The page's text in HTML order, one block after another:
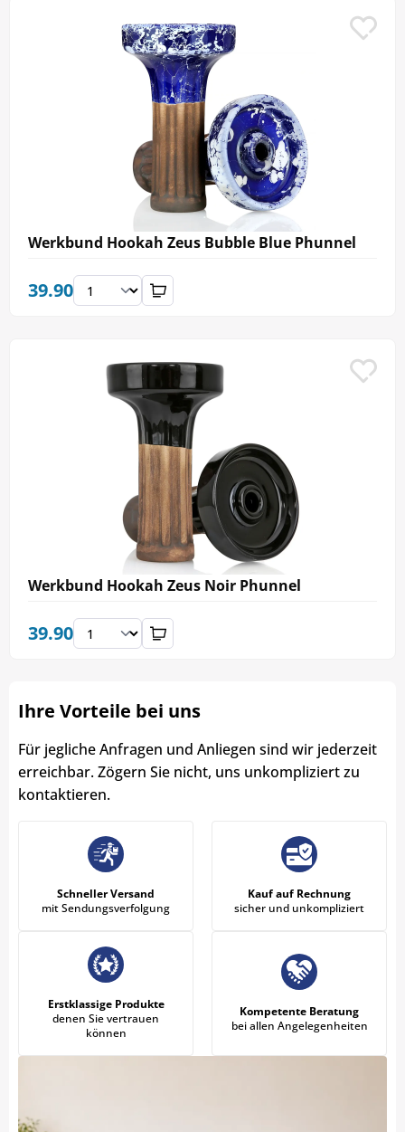
Werkbund Hookah Zeus Bubble Blue Phunnel
39.90
Werkbund Hookah Zeus Noir Phunnel
39.90
Ihre Vorteile bei uns
Für jegliche Anfragen und Anliegen sind wir jederzeit
erreichbar. Zögern Sie nicht, uns unkompliziert zu
kontaktieren.
Schneller Versand
mit Sendungsverfolgung
Kauf auf Rechnung
sicher und unkompliziert
Erstklassige Produkte
denen Sie vertrauen
können
Kompetente Beratung
bei allen Angelegenheiten